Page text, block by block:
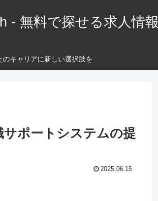
- 無料で探せる求人情報
のキャリアに新しい選択肢を
サポートシステムの提
2025.06.15